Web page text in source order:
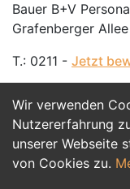
Wir verwenden
Nutzererfahrung
unserer Webseite
von Cookies zu.
Bauer B+V
Grafenberger Allee
T.: 0211 - Jetzt